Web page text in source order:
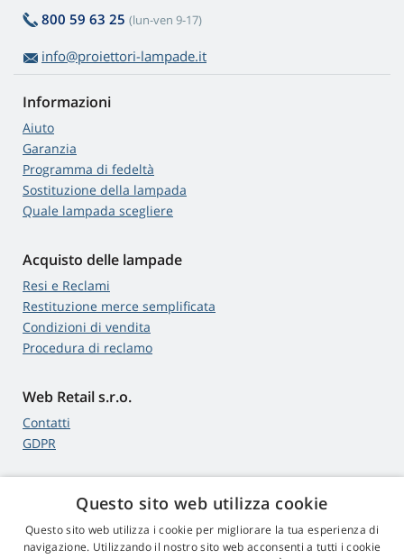
800 59 63 25 (lun-ven 9-17)
info@proiettori-lampade.it
Informazioni
Aiuto
Garanzia
Programma di fedeltà
Sostituzione della lampada
Quale lampada scegliere
Acquisto delle lampade
Resi e Reclami
Restituzione merce semplificata
Condizioni di vendita
Procedura di reclamo
Web Retail s.r.o.
Contatti
GDPR
4,9stelle
545 recensioni Google
Questo sito web utilizza cookie
Questo sito web utilizza i cookie per migliorare la tua esperienza di
navigazione. Utilizzando il nostro sito web acconsenti a tutti i cookie